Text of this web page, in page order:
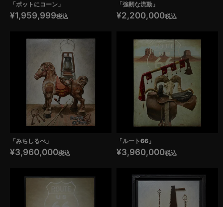
「ポットにコーン」
¥1,959,999税込
「強靭な流動」
¥2,200,000税込
「みちしるべ」
¥3,960,000税込
「ルート66」
¥3,960,000税込